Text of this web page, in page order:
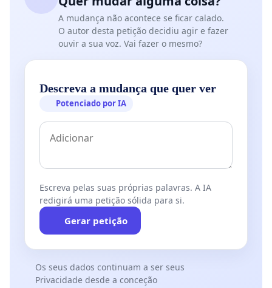
apostam nesse esporte enviam dinheiro a
plataformas estrangeiras, sem qualquer
retorno fiscal ou econômico para o país. A
A mudança não acontece se ficar calado.
O autor desta petição decidiu agir e fazer
ouvir a sua voz. Vai fazer o mesmo?
Descreva a mudança que quer ver
Potenciado por IA
Escreva pelas suas próprias palavras. A IA
redigirá uma petição sólida para si.
Gerar petição
Os seus dados continuam a ser seus
Privacidade desde a conceção